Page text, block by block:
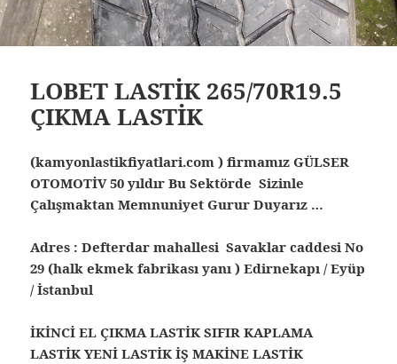
LOBET LASTİK 265/70R19.5
ÇIKMA LASTİK
(kamyonlastikfiyatlari.com ) firmamız GÜLSER
OTOMOTİV 50 yıldır Bu Sektörde Sizinle
Çalışmaktan Memnuniyet Gurur Duyarız …
Adres : Defterdar mahallesi Savaklar caddesi No
29 (halk ekmek fabrikası yanı ) Edirnekapı / Eyüp
/ İstanbul
İKİNCİ EL ÇIKMA LASTİK SIFIR KAPLAMA
LASTİK YENİ LASTİK İŞ MAKİNE LASTİK